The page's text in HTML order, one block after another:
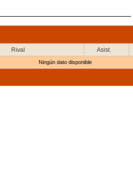
Rival Asist.
Ningún dato disponible